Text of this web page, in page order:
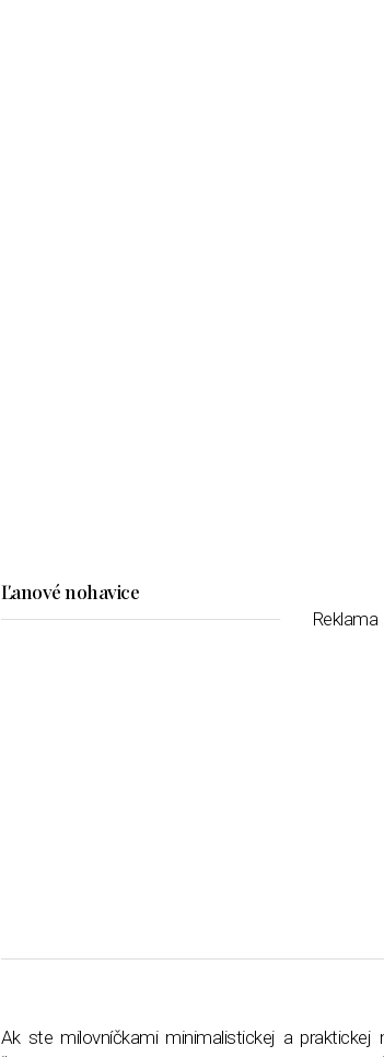
Ľanové nohavice
Reklama
Ak ste milovníčkami minimalistickej a